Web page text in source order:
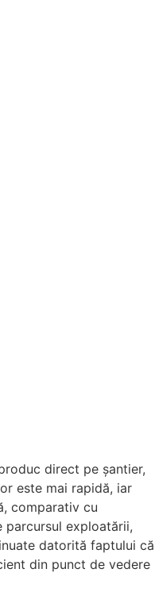
direct pe șantier,
este mai rapidă, iar
comparativ cu
exploatării,
datorită faptului că
din punct de vedere